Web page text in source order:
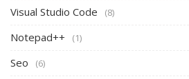
Visual Studio Code (8)
Notepad++ (1)
Seo (6)